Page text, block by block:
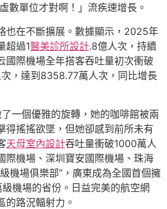
數單位才對啊！」流疾速增長。
也在不斷擴展。數據顯示，2025年
超過1醫美診所設計.8億人次，持續
國際機場全年搭客吞吐量初次衝破
，達到8358.77萬人次，同比增長
一個優雅的旋轉，她的咖啡館被兩
得搖搖欲墜，但她卻感到前所未有
天母室內設計吞吐量衝破1000萬人
際機場、深圳寶安國際機場、珠海
機場俱樂部”，廣東成為全國首個擁
機場的省份。日益完美的航空網
的路況輻射力。